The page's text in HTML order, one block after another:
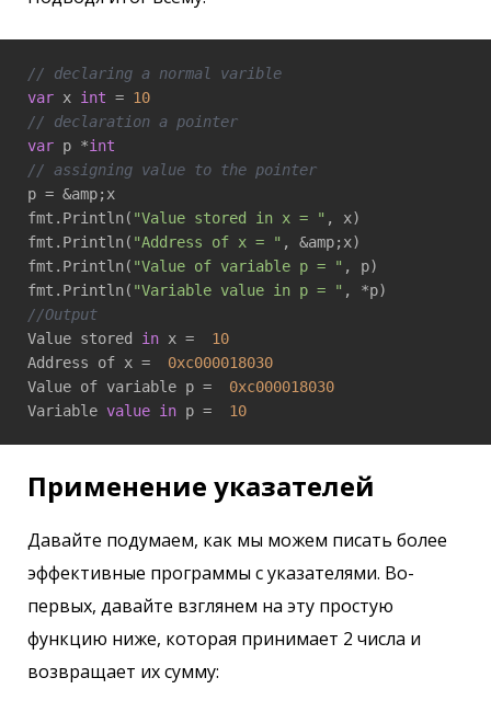
// declaring a normal varible
var x int = 10
// declaration a pointer
var p *int
// assigning value to the pointer
p = &amp;x
fmt.Println( "Value stored in x = " , x)
fmt.Println( "Address of x = " , &amp;x)
fmt.Println( "Value of variable p = " , p)
fmt.Println( "Variable value in p = "
//Output
Value stored in x = 10
Address of x = 0xc000018030
Value of variable p = 0xc000018030
Variable value in p = 10
Применение указателей
Давайте подумаем, как мы можем писать более
эффективные программы с указателями. Во-
первых, давайте взглянем на эту простую
функцию ниже, которая принимает 2 числа и
возвращает их сумму: